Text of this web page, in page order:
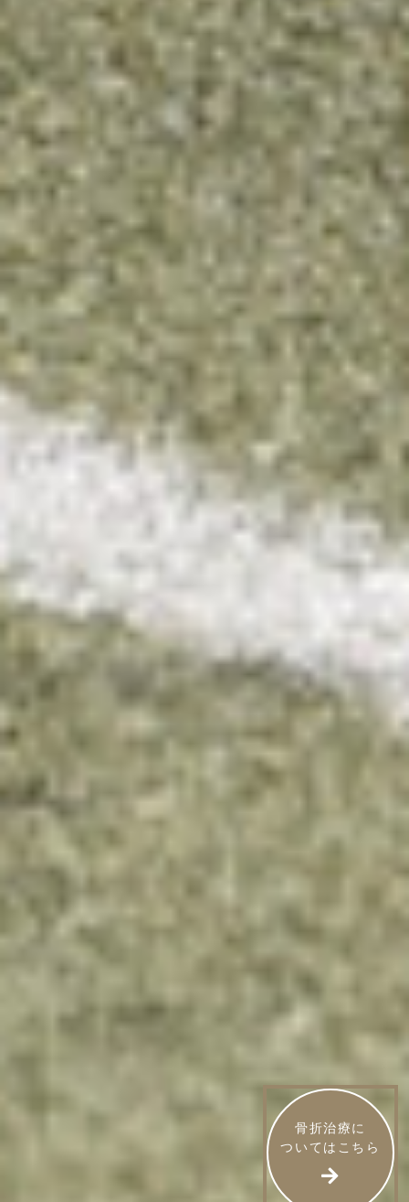
骨折治療に
ついてはこちら